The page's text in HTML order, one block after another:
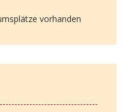
vorhanden